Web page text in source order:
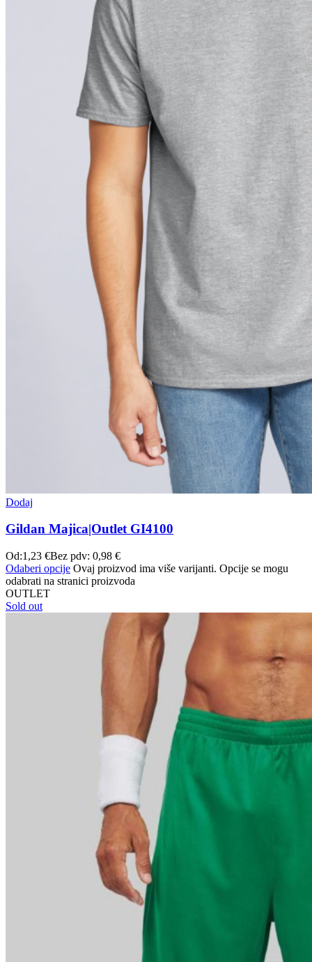
Dodaj
Gildan Majica|Outlet GI4100
Od:1,23 €Bez pdv: 0,98 €
Odaberi opcije Ovaj proizvod ima više varijanti. Opcije se mogu
odabrati na stranici proizvoda
OUTLET
Sold out